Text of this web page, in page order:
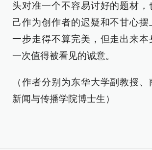
头对准一个不容易讨好的题材，
己作为创作者的迟疑和不甘心
一步走得不算完美，但走出来本
一次值得被看见的诚意。
（作者分别为东华大学副教授
新闻与传播学院博士生）